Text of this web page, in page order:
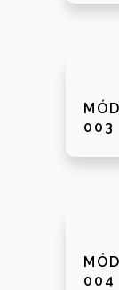
003
004